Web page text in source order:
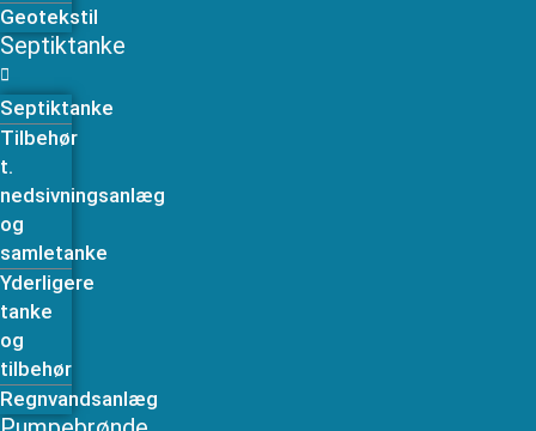
Geotekstil
Septiktanke
Septiktanke
Tilbehør
t.
nedsivningsanlæg
og
samletanke
Yderligere
tanke
og
tilbehør
Regnvandsanlæg